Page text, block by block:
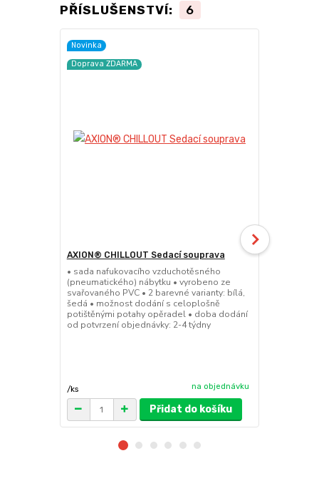
PŘÍSLUŠENSTVÍ:
6
Novinka
Doprava ZDARMA
AXION® CHILLOUT Sedací souprava
• sada nafukovacího vzduchotěsného
(pneumatického) nábytku • vyrobeno ze
svařovaného PVC • 2 barevné varianty: bílá,
šedá • možnost dodání s celoplošně
potištěnými potahy opěradel • doba dodání
od potvrzení objednávky: 2-4 týdny
/ks na objednávku
Přidat do košíku